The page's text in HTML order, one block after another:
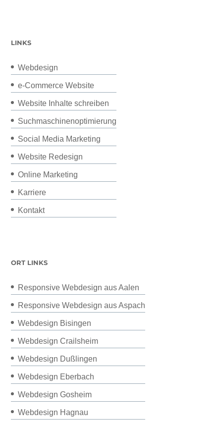
LINKS
Webdesign
e-Commerce Website
Website Inhalte schreiben
Suchmaschinenoptimierung
Social Media Marketing
Website Redesign
Online Marketing
Karriere
Kontakt
ORT LINKS
Responsive Webdesign aus Aalen
Responsive Webdesign aus Aspach
Webdesign Bisingen
Webdesign Crailsheim
Webdesign Dußlingen
Webdesign Eberbach
Webdesign Gosheim
Webdesign Hagnau